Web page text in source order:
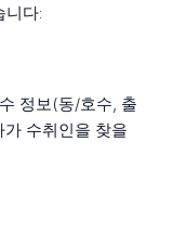
니다:
정보(동/호수, 출
수취인을 찾을